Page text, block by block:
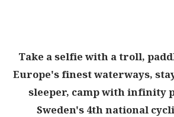
Take a selfie with a troll,
Europe's finest waterways,
sleeper, camp with infinity
Sweden's 4th national